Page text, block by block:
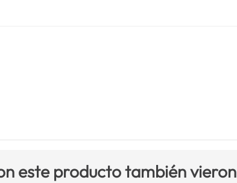
este producto también vieron